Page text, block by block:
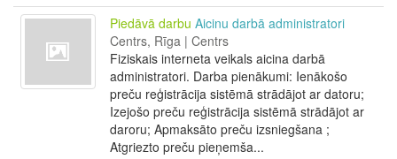
Piedāvā darbu Aicinu darbā administratori
Centrs, Rīga | Centrs
Fiziskais interneta veikals aicina darbā
administratori. Darba pienākumi: Ienākošo
preču reģistrācija sistēmā strādājot ar datoru;
Izejošo preču reģistrācija sistēmā strādājot ar
daroru; Apmaksāto preču izsniegšana ;
Atgriezto preču pieņemša...